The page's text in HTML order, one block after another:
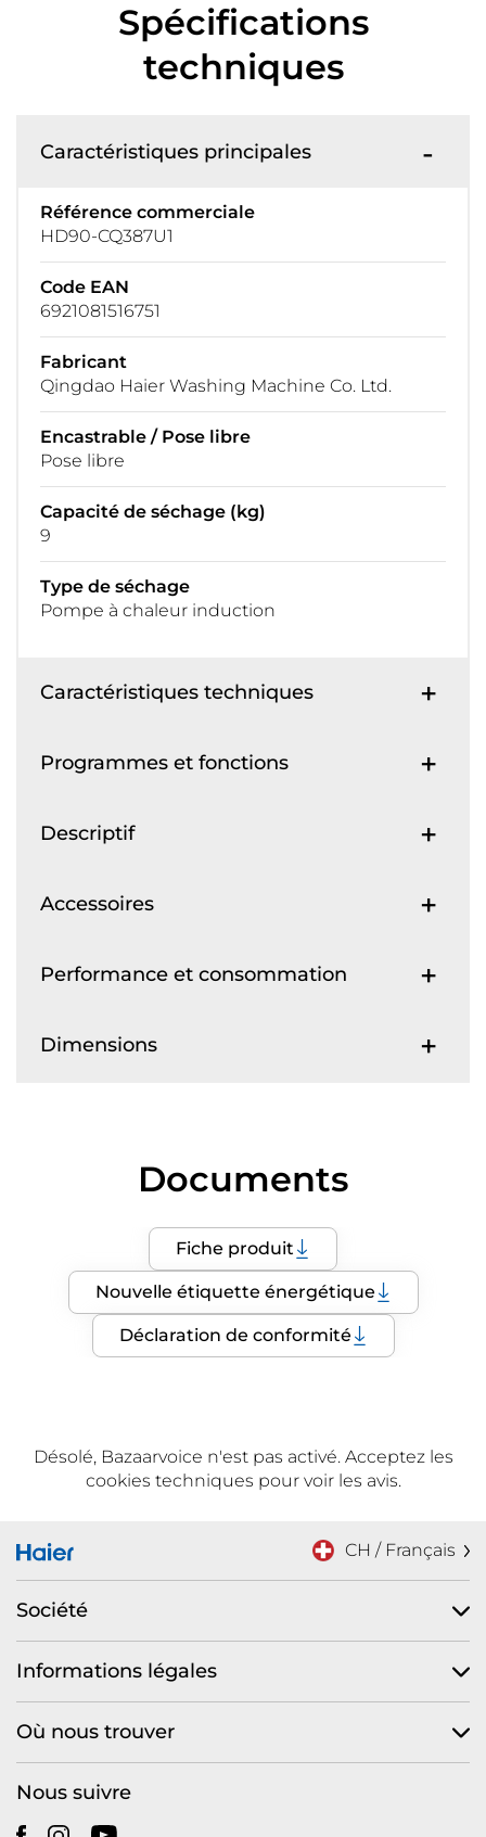
Spécifications
techniques
Caractéristiques principales
Référence commerciale
HD90-CQ387U1
Code EAN
6921081516751
Fabricant
Qingdao Haier Washing Machine Co. Ltd.
Encastrable / Pose libre
Pose libre
Capacité de séchage (kg)
9
Type de séchage
Pompe à chaleur induction
Caractéristiques techniques
Programmes et fonctions
Descriptif
Accessoires
Performance et consommation
Dimensions
Documents
Fiche produit
Nouvelle étiquette énergétique
Déclaration de conformité
Désolé, Bazaarvoice n'est pas activé. Acceptez les
cookies techniques pour voir les avis.
CH / Français
Société
Informations légales
Où nous trouver
Nous suivre